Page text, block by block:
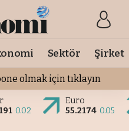
Sektör Şirket
olmak için tıklayın
0.02
Euro
55.2174 0.05